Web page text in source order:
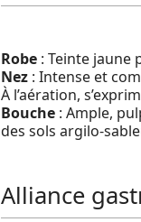
Robe : Teinte jaune
Nez : Intense et
À l’aération,
Bouche : Ample,
des sols argilo-
Alliance